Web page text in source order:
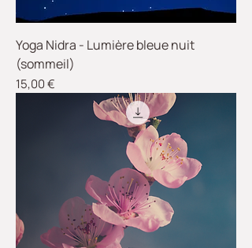
Yoga Nidra - Lumière bleue nuit
(sommeil)
Prix
15,00 €